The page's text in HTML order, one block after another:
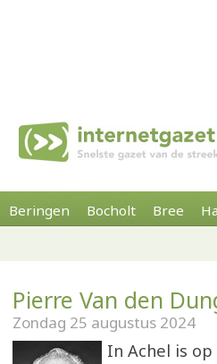
Beringen Bocholt Bree
Pierre Van den
Zondag 25 augustus 2024
In Achel is